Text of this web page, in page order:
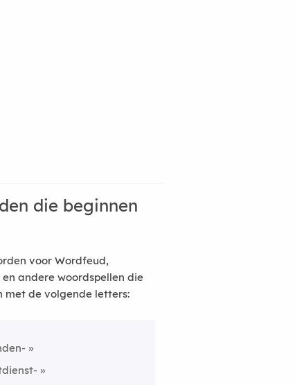
die beginnen
voor Wordfeud,
en andere woordspellen die
met de volgende letters: